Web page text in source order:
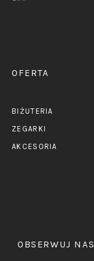
OFERTA
BIŻUTERIA
ZEGARKI
AKCESORIA
OBSERWUJ NAS